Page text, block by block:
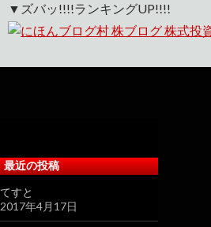
▼ズバッ!!!!ランキングUP!!!!
最近の投稿
てすと
2017年4月17日